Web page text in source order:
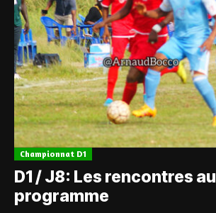
Championnat D1
D1 / J8: Les rencontres au
programme